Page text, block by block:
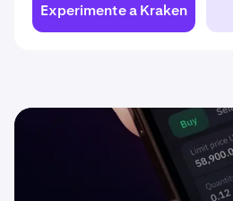
Experimente a Kraken